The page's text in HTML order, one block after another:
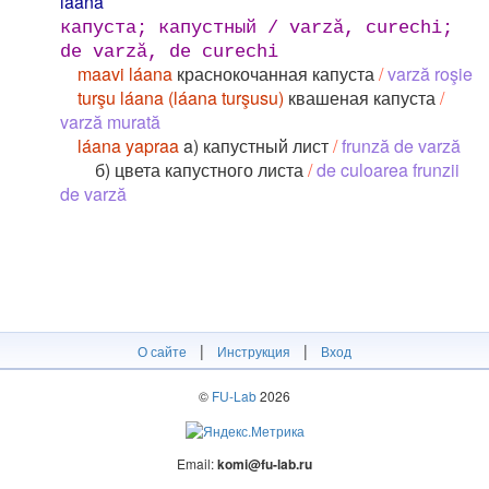
капуста; капустный / varză, curechi;
de varză, de curechi
maavi láana краснокочанная капуста/varză roşie
turşu láana (láana turşusu) квашеная капуста/
varză murată
láana yapraaa) капустный лист/frunză de varză
б) цвета капустного листа/de culoarea frunzii
de varză
О сайте | Инструкция | Вход
© FU-Lab2026
Email:komi@fu-lab.ru